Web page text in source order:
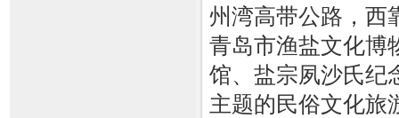
州湾高带公路，西
青岛市渔盐文化博
馆、盐宗夙沙氏纪
主题的民俗文化旅